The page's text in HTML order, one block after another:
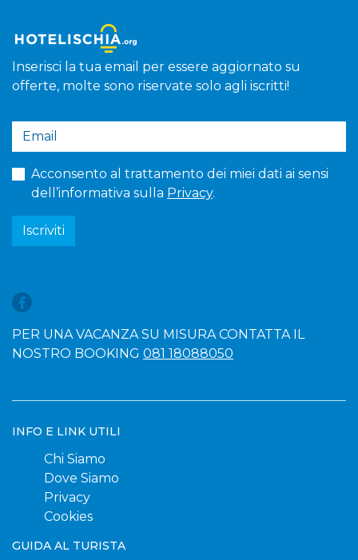
Inserisci la tua email per essere aggiornato su
offerte, molte sono riservate solo agli iscritti!
Acconsento al trattamento dei miei dati ai sensi
dell’informativa sulla Privacy.
Iscriviti
PER UNA VACANZA SU MISURA CONTATTA IL
NOSTRO BOOKING 081 18088050
INFO E LINK UTILI
Chi Siamo
Dove Siamo
Privacy
Cookies
GUIDA AL TURISTA